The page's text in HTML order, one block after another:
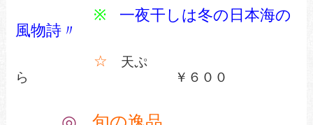
※
一夜干しは冬の日本海の
風物詩〃
☆ 天ぷ
ら ￥６００